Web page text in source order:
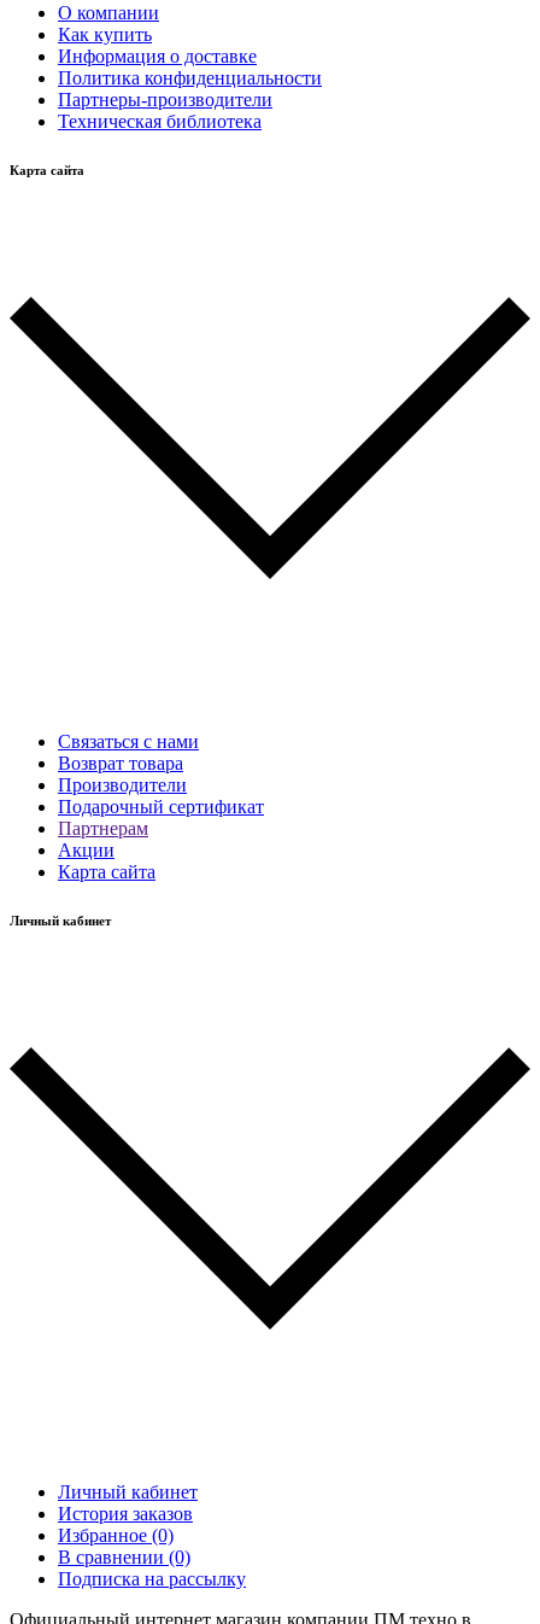
О компании
Как купить
Информация о доставке
Политика конфиденциальности
Партнеры-производители
Техническая библиотека
Карта сайта
Связаться с нами
Возврат товара
Производители
Подарочный сертификат
Партнерам
Акции
Карта сайта
Личный кабинет
Личный кабинет
История заказов
Избранное (0)
В сравнении (0)
Подписка на рассылку
Официальный интернет магазин компании ПМ техно в